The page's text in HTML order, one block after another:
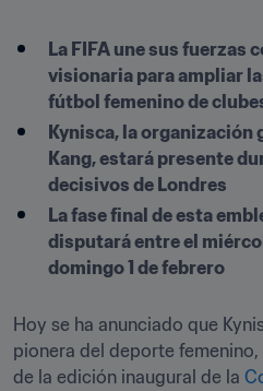
La FIFA une sus fuerzas
visionaria para ampliar
fútbol femenino de
Kynisca, la
Kang, estará presente
decisivos de Londres
La fase final de esta
disputará entre el
domingo 1 de febrero
Hoy se ha anunciado que
pionera del deporte
de la edición inaugural de la